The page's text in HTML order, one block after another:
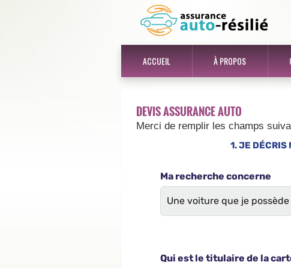
ACCUEIL À PROPOS
DEVIS ASSURANCE AUTO
Merci de remplir les champs